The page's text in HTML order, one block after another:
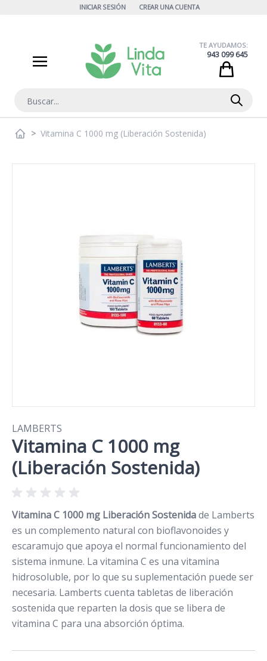
INICIAR SESIÓN CREAR UNA CUENTA
Buscar
TE AYUDAMOS:
943 099 645
> Vitamina C 1000 mg (Liberación Sostenida)
LAMBERTS
Vitamina C 1000 mg
(Liberación Sostenida)
Vitamina C 1000 mg Liberación Sostenidade Lamberts
es un complemento natural con bioflavonoides y
escaramujo que apoya el normal funcionamiento del
sistema inmune. La vitamina C es una vitamina
hidrosoluble, por lo que su suplementación puede ser
necesaria. Lamberts cuenta tabletas de liberación
sostenida que reparten la dosis que se libera de
vitamina C para una absorción óptima.